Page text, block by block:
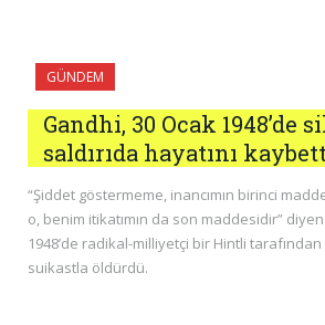
GÜNDEM
Gandhi, 30 Ocak 1948’de
saldırıda hayatını
“Şiddet göstermeme, inancımın birinci
o, benim itikatımın da son maddesidir”
1948’de radikal-milliyetçi bir Hintli
suikastla öldürdü.